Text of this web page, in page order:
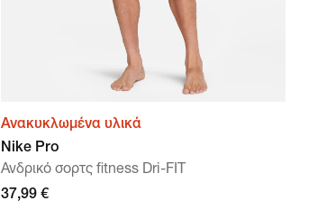
Ανακυκλωμένα υλικά
Nike Pro
Ανδρικό σορτς fitness Dri-FIT
37,99 €